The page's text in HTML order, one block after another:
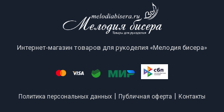
Интернет-магазин товаров для рукоделия «Мелодия бисера»
Политика персональных данных Публичная оферта Контакты